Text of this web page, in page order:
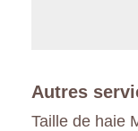
Autres
Taille de haie